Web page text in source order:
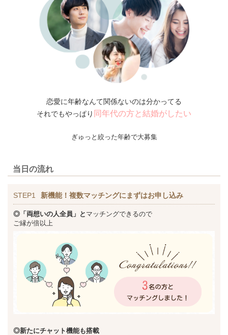
恋愛に年齢なんて関係ないのは分かってる
それでもやっぱり 同年代の方と結婚がしたい
ぎゅっと絞った年齢で大募集
当日の流れ
STEP1 新機能！複数マッチングにまずはお申し込み
◎「両想いの人全員」と マッチングできるので
ご縁が倍以上
◎新たにチャット機能も搭載